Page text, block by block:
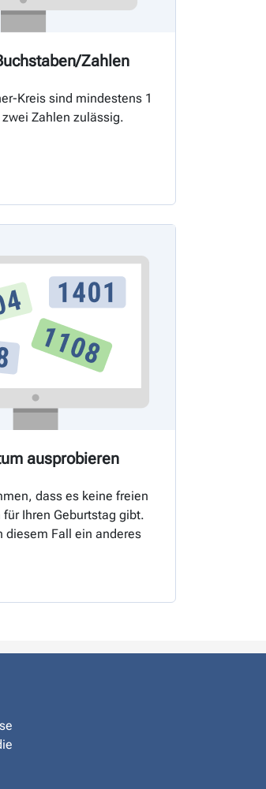
Zahlen
Kreis sind mindestens 1
Zahlen zulässig.
ausprobieren
dass es keine freien
Ihren Geburtstag gibt.
diesem Fall ein anderes